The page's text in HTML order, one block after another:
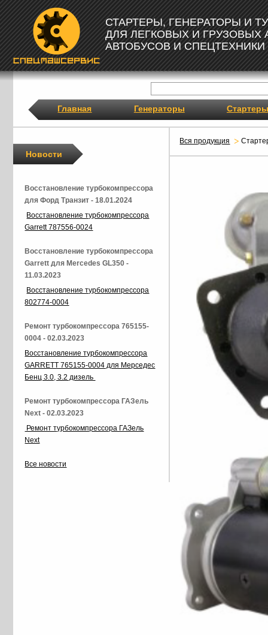
СТАРТЕРЫ, ГЕНЕРАТОРЫ И
ДЛЯ ЛЕГКОВЫХ И ГРУЗОВЫХ
АВТОБУСОВ И СПЕЦТЕХНИКИ
Главная Генераторы Стартеры
Вся продукция
Новости
Восстановление турбокомпрессора
для Форд Транзит - 18.01.2024
Восстановление турбокомпрессора
Garrett 787556-0024
Восстановление турбокомпрессора
Garrett для Mercedes GL350 -
11.03.2023
Восстановление турбокомпрессора
802774-0004
Ремонт турбокомпрессора 765155-
0004 - 02.03.2023
Восстановление турбокомпрессора
GARRETT 765155-0004 для Мерседес
Бенц 3.0, 3.2 дизель
Ремонт турбокомпрессора ГАЗель
Next - 02.03.2023
Ремонт турбокомпрессора ГАЗель
Next
Все новости